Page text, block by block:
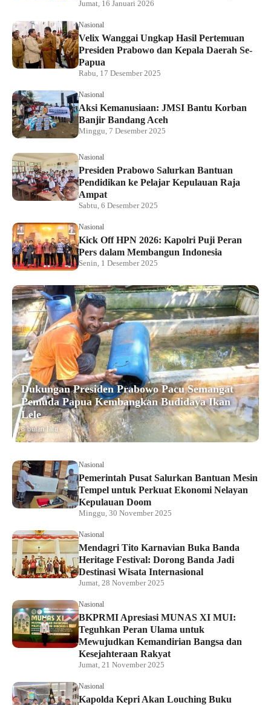
Jumat, 16 Januari 2026
Nasional
Velix Wanggai Ungkap Hasil Pertemuan
Presiden Prabowo dan Kepala Daerah Se-
Papua
Rabu, 17 Desember 2025
Nasional
Aksi Kemanusiaan: JMSI Bantu Korban
Banjir Bandang Aceh
Minggu, 7 Desember 2025
Nasional
Presiden Prabowo Salurkan Bantuan
Pendidikan ke Pelajar Kepulauan Raja
Ampat
Sabtu, 6 Desember 2025
Nasional
Kick Off HPN 2026: Kapolri Puji Peran
Pers dalam Membangun Indonesia
Senin, 1 Desember 2025
Dukungan Presiden Prabowo Pacu Semangat
Pemuda Papua Kembangkan Budidaya Ikan
Lele
8 bulan lalu
Nasional
Pemerintah Pusat Salurkan Bantuan Mesin
Tempel untuk Perkuat Ekonomi Nelayan
Kepulauan Doom
Minggu, 30 November 2025
Nasional
Mendagri Tito Karnavian Buka Banda
Heritage Festival: Dorong Banda Jadi
Destinasi Wisata Internasional
Jumat, 28 November 2025
Nasional
BKPRMI Apresiasi MUNAS XI MUI:
Teguhkan Peran Ulama untuk
Mewujudkan Kemandirian Bangsa dan
Kesejahteraan Rakyat
Jumat, 21 November 2025
Nasional
Kapolda Kepri Akan Louching Buku